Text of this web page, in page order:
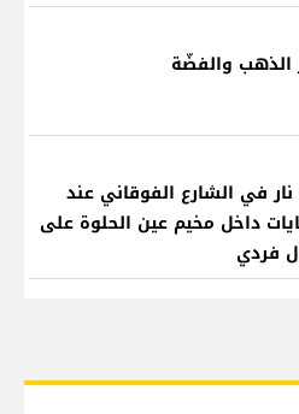
الذهب والفضّة
نار في الشارع الفوقاني عند
داخل مخيم عين الحلوة على
فردي